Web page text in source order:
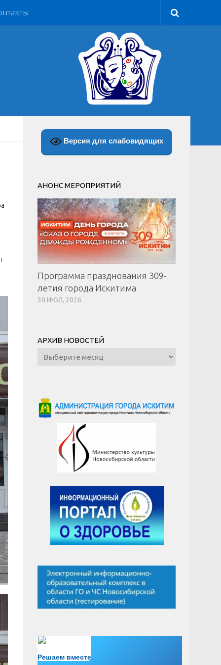
Версия для слабовидящих
АНОНС МЕРОПРИЯТИЙ
Программа празднования 309-
летия города Искитима
30 ИЮЛ, 2026
АРХИВ НОВОСТЕЙ
Архив
новостей
Решаем вместе